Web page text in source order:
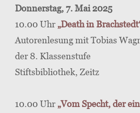
Donnerstag, 7. Mai 2025
10.00 Uhr „Death in
Autorenlesung mit Tobias
der 8. Klassenstufe
Stiftsbibliothek, Zeitz
10.00 Uhr „Vom Specht, der